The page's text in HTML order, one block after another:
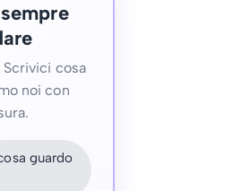
cosa
noi con
guardo